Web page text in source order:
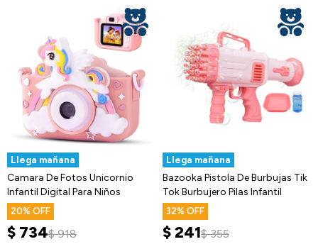
Llega mañana
Camara De Fotos Unicornio
Infantil Digital Para Niños
20
$ 734$ 918
Llega mañana
Bazooka Pistola De Burbujas Tik
Tok Burbujero Pilas Infantil
32
$241$ 355